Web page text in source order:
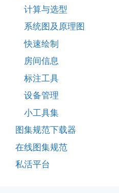
计算与选型
系统图及原理图
快速绘制
房间信息
标注工具
设备管理
小工具集
图集规范下载器
在线图集规范
私活平台